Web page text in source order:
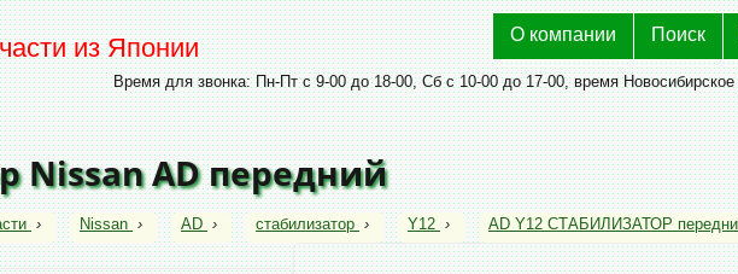
из Японии
О компании Поиск
Время для звонка: Пн-Пт с 9-00 до 18-00, Сб с 10-00 до 17-00, время
Nissan AD передний
› Nissan › AD › стабилизатор › Y12 › AD Y12 СТАБИЛИЗАТОР